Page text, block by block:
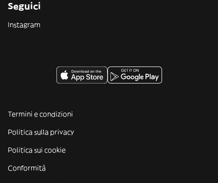
Seguici
Instagram
Termini e condizioni
Politica sulla privacy
Politica sui cookie
Conformità